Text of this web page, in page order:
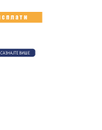
Hrvatskoj zbog
Grme trube, lomi